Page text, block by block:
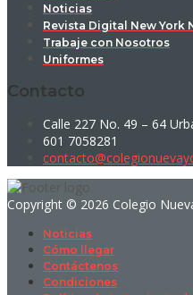
Noticias
Revista Digital New York
Trabaje con Nosotros
Uniformes
Contacto
Calle 227 No. 49 – 64
601 7058281
Copyright © 2026 Colegio
Noticias
Cómo llegar
Contáctenos
Condiciones